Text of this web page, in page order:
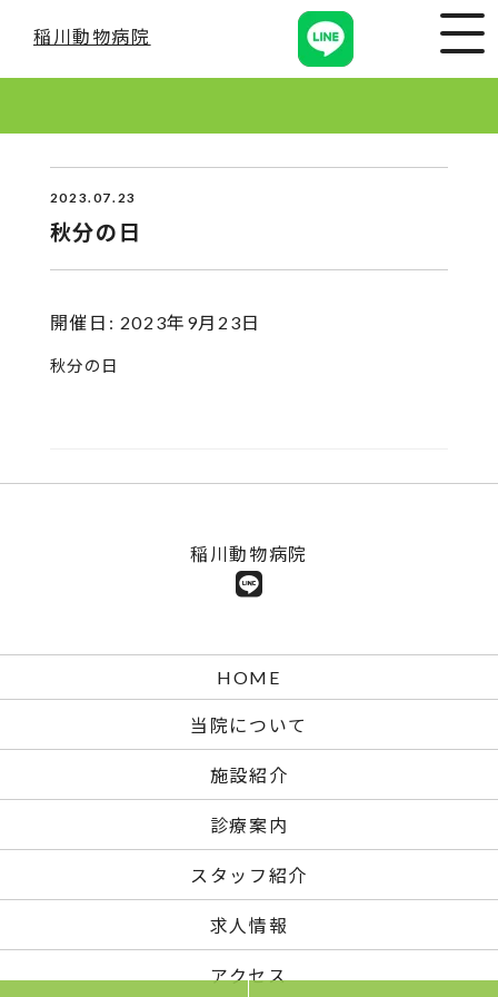
稲川動物病院
2023.07.23
秋分の日
開催日: 2023年9月23日
秋分の日
稲川動物病院
HOME
当院について
施設紹介
診療案内
スタッフ紹介
求人情報
アクセス